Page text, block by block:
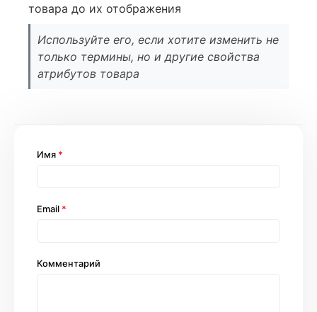
товара до их отображения
Используйте его, если хотите изменить не
только термины, но и другие свойства
атрибутов товара
Комментарий
Имя *
Email *